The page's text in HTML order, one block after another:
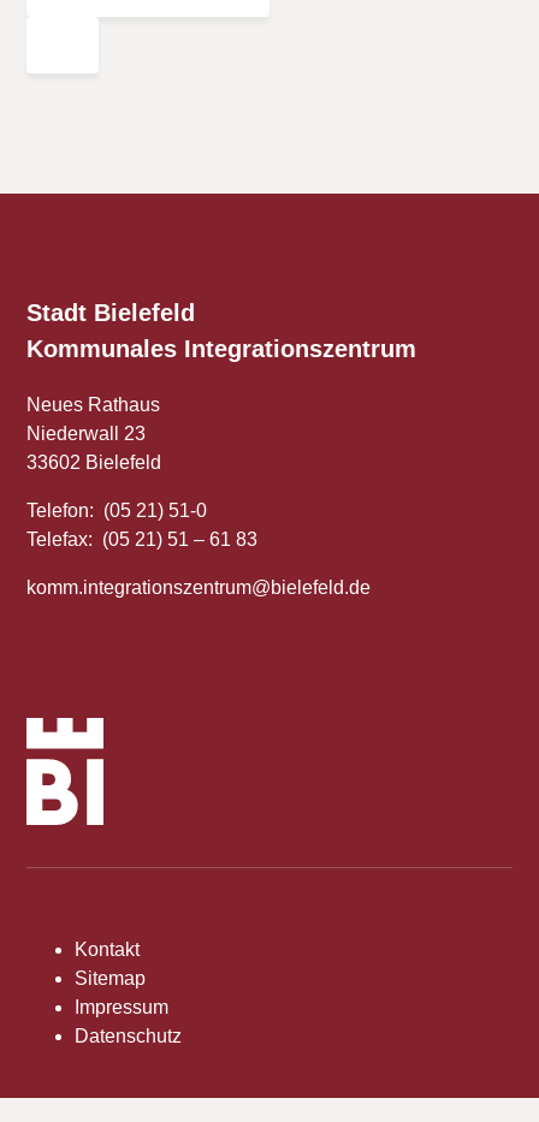
Stadt Bielefeld
Kommunales Integrationszentrum
Neues Rathaus
Niederwall 23
33602 Bielefeld
Telefon: (05 21) 51-0
Telefax: (05 21) 51 – 61 83
komm.integrationszentrum@bielefeld.de
Kontakt
Sitemap
Impressum
Datenschutz